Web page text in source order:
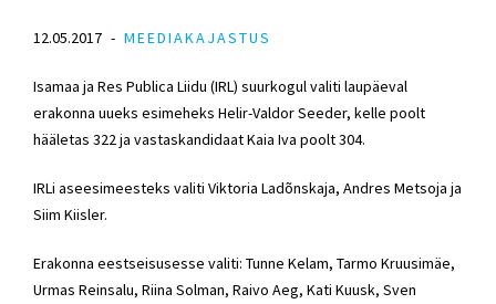
12.05.2017 MEEDIAKAJASTUS
Isamaa ja Res Publica Liidu (IRL) suurkogul valiti laupäeval
erakonna uueks esimeheks Helir-Valdor Seeder, kelle poolt
hääletas 322 ja vastaskandidaat Kaia Iva poolt 304.
IRLi aseesimeesteks valiti Viktoria Ladõnskaja, Andres Metsoja ja
Siim Kiisler.
Erakonna eestseisusesse valiti: Tunne Kelam, Tarmo Kruusimäe,
Urmas Reinsalu, Riina Solman, Raivo Aeg, Kati Kuusk, Sven